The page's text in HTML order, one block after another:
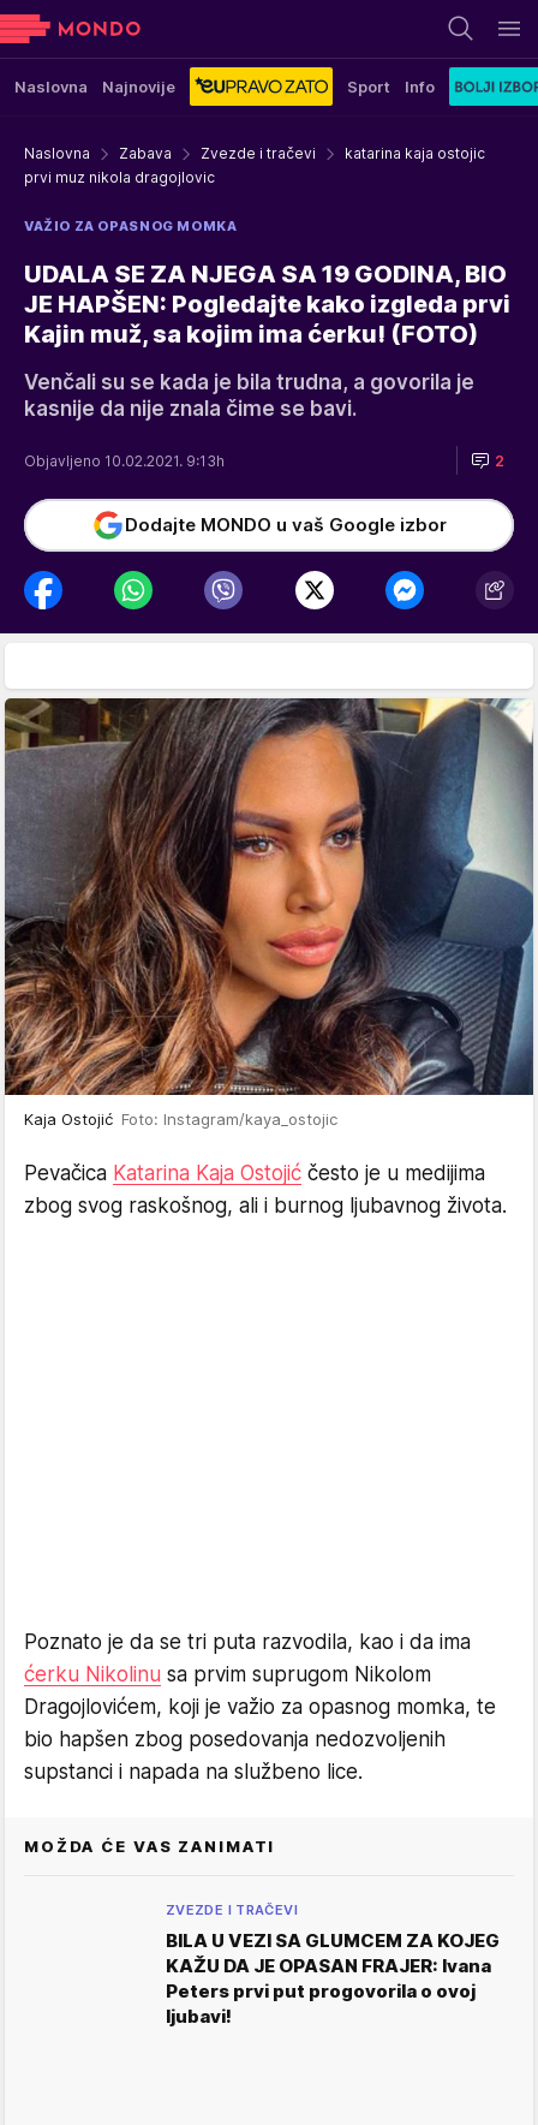
Naslovna Najnovije Sport Info
Naslovna Zabava Zvezde i tračevi
katarina kaja ostojic
prvi muz nikola dragojlovic
VAŽIO ZA OPASNOG MOMKA
UDALA SE ZA NJEGA SA 19 GODINA, BIO
JE HAPŠEN: Pogledajte kako izgleda prvi
Kajin muž, sa kojim ima ćerku! (FOTO)
Venčali su se kada je bila trudna, a govorila je
kasnije da nije znala čime se bavi.
Objavljeno 10.02.2021. 9:13h 2
Dodajte MONDO u vaš Google izbor
Kaja Ostojić Foto: Instagram/kaya_ostojic
Pevačica Katarina Kaja Ostojić često je u medijima
zbog svog raskošnog, ali i burnog ljubavnog života.
Poznato je da se tri puta razvodila, kao i da ima
ćerku Nikolinu sa prvim suprugom Nikolom
Dragojlovićem, koji je važio za opasnog momka, te
bio hapšen zbog posedovanja nedozvoljenih
supstanci i napada na službeno lice.
MOŽDA ĆE VAS ZANIMATI
ZVEZDE I TRAČEVI
BILA U VEZI SA GLUMCEM ZA KOJEG
KAŽU DA JE OPASAN FRAJER: Ivana
Peters prvi put progovorila o ovoj
ljubavi!